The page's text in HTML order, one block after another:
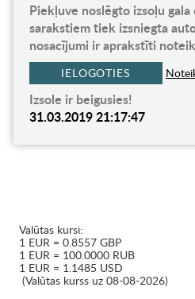
Piekļuve noslēgto izsoļu
sarakstiem tiek izsniegta
nosacījumi ir aprakstīti
IELOGOTIES
Izsole ir beigusies!
31.03.2019 21:17:47
Valūtas kursi:
1 EUR = 0.8557 GBP
1 EUR = 100.0000 RUB
1 EUR = 1.1485 USD
(Valūtas kurss uz 08-08-2026)